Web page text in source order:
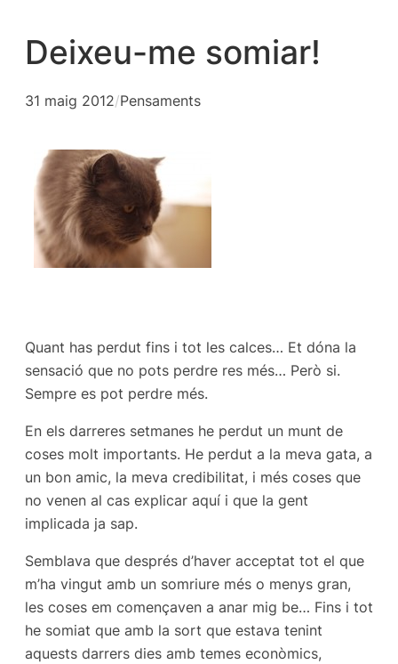
Deixeu-me somiar!
31 maig 2012/Pensaments
Quant has perdut fins i tot les calces… Et dóna la
sensació que no pots perdre res més… Però si.
Sempre es pot perdre més.
En els darreres setmanes he perdut un munt de
coses molt importants. He perdut a la meva gata, a
un bon amic, la meva credibilitat, i més coses que
no venen al cas explicar aquí i que la gent
implicada ja sap.
Semblava que després d’haver acceptat tot el que
m’ha vingut amb un somriure més o menys gran,
les coses em començaven a anar mig be… Fins i tot
he somiat que amb la sort que estava tenint
aquests darrers dies amb temes econòmics,